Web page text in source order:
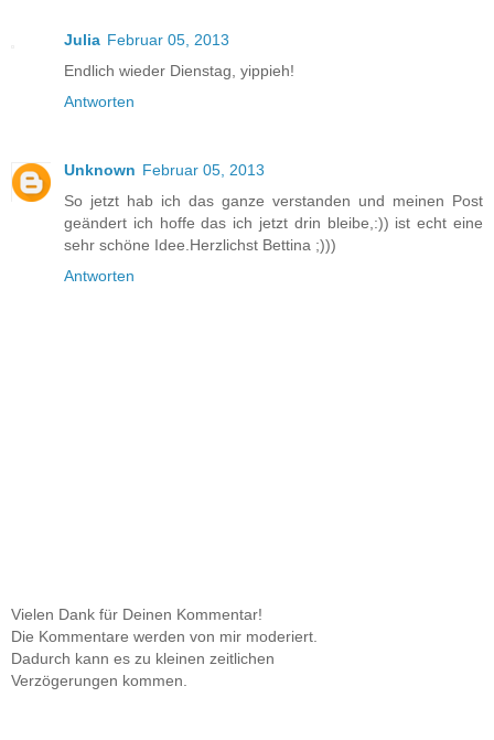
Julia Februar 05, 2013
Endlich wieder Dienstag, yippieh!
Antworten
Unknown Februar 05, 2013
So jetzt hab ich das ganze verstanden und meinen Post
geändert ich hoffe das ich jetzt drin bleibe,:)) ist echt eine
sehr schöne Idee.Herzlichst Bettina ;)))
Antworten
Vielen Dank für Deinen Kommentar!
Die Kommentare werden von mir moderiert.
Dadurch kann es zu kleinen zeitlichen
Verzögerungen kommen.